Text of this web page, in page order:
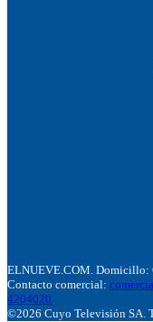
ELNUEVE.COM. Domicillo:
Contacto comercial:
4204020
©2026 Cuyo Televisión SA.